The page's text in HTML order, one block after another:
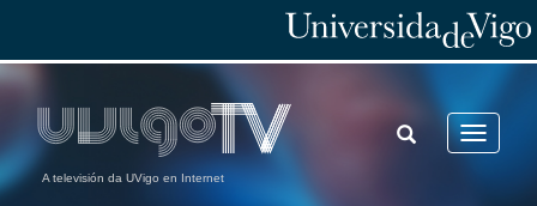
A televisión da UVigo en Internet
Toggle
TOGGLE
SEARCH